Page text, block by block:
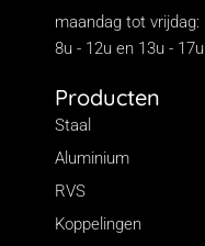
maandag tot vrijdag:
8u - 12u en 13u - 17u
Producten
Staal
Aluminium
RVS
Koppelingen